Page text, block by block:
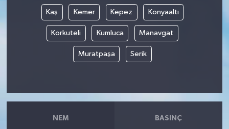
Kaş Kemer Kepez Konyaaltı
Korkuteli Kumluca Manavgat
Muratpaşa Serik
NEM BASINÇ